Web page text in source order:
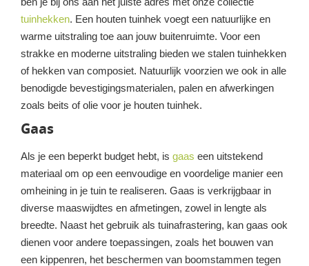
tuinhekken. Een houten tuinhek voegt een natuurlijke en
warme uitstraling toe aan jouw buitenruimte. Voor een
strakke en moderne uitstraling bieden we stalen tuinhekken
of hekken van composiet. Natuurlijk voorzien we ook in alle
benodigde bevestigingsmaterialen, palen en afwerkingen
zoals beits of olie voor je houten tuinhek.
Gaas
Als je een beperkt budget hebt, is gaas een uitstekend
materiaal om op een eenvoudige en voordelige manier een
omheining in je tuin te realiseren. Gaas is verkrijgbaar in
diverse maaswijdtes en afmetingen, zowel in lengte als
breedte. Naast het gebruik als tuinafrastering, kan gaas ook
dienen voor andere toepassingen, zoals het bouwen van
een kippenren, het beschermen van boomstammen tegen